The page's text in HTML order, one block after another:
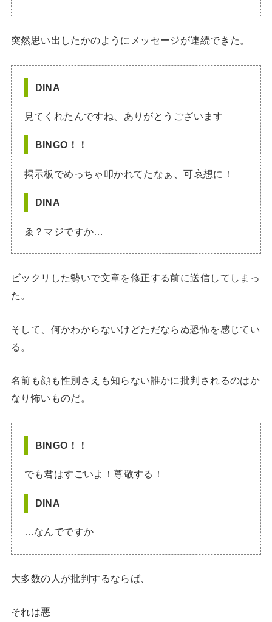
突然思い出したかのようにメッセージが連続できた。
DINA
見てくれたんですね、ありがとうございます
BINGO！！
掲示板でめっちゃ叩かれてたなぁ、可哀想に！
DINA
ゑ？マジですか…
ビックリした勢いで文章を修正する前に送信してしまっ
た。
そして、何かわからないけどただならぬ恐怖を感じてい
る。
名前も顔も性別さえも知らない誰かに批判されるのはか
なり怖いものだ。
BINGO！！
でも君はすごいよ！尊敬する！
DINA
…なんでですか
大多数の人が批判するならば、
それは悪